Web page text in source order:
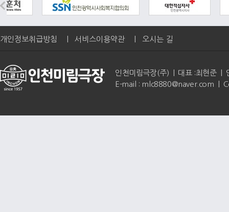
개인정보취급방침 서비스이용약관 오시는 길
인천미림극장(주) | 대표 :최현준 |
E-mail : mlc8880@naver.com |